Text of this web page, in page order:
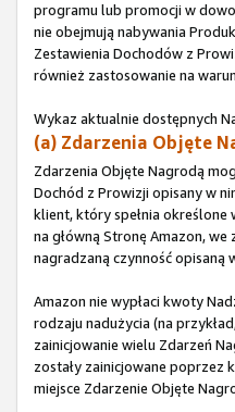
programu lub promocji w
nie obejmują nabywania
Zestawienia Dochodów z
również zastosowanie na
Wykaz aktualnie dostępnych
(a) Zdarzenia Objęte
Zdarzenia Objęte Nagrodą
Dochód z Prowizji opisany w
klient, który spełnia określone
na główną Stronę Amazon,
nagradzaną czynność opisaną
Amazon nie wypłaci kwoty
rodzaju nadużycia (na
zainicjowanie wielu Zdarzeń
zostały zainicjowane poprzez
miejsce Zdarzenie Objęte